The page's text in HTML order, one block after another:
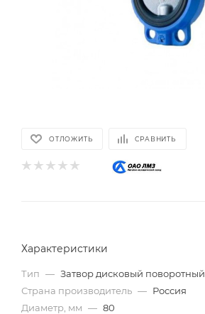
ОТЛОЖИТЬ СРАВНИТЬ
Характеристики
Тип — Затвор дисковый поворотный
Страна производитель — Россия
Диаметр, мм — 80